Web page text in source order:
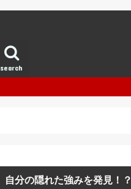
search
自分の隠れた強みを発見！？